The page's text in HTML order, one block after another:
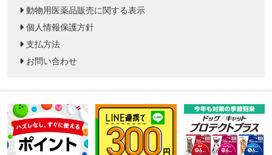
動物用医薬品販売に関する表示
個人情報保護方針
支払方法
お問い合わせ